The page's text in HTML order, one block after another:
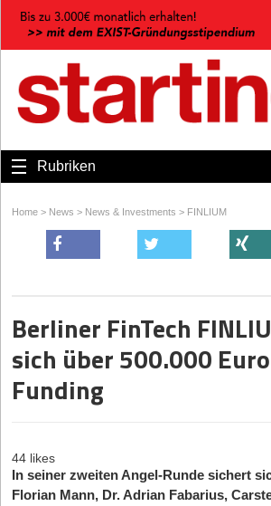
Rubriken
Home > News > News & Investments > FINLIUM
Berliner FinTech
sich über 500.000
Funding
44 likes
In seiner zweiten Angel-Runde sichert
Florian Mann, Dr. Adrian Fabarius,